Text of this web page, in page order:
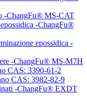
-ChangFu® MS-CAT
-ChangFu®
epossidica -
-ChangFu® MS-M7H
CAS: 3390-61-2
CAS: 3982-82-9
-ChangFu® EXDT